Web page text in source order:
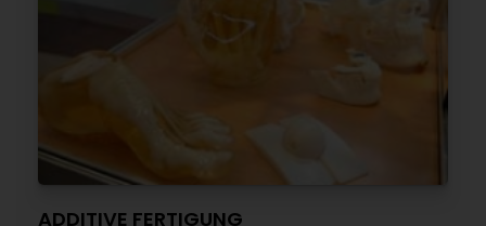
ADDITIVE FERTIGUNG